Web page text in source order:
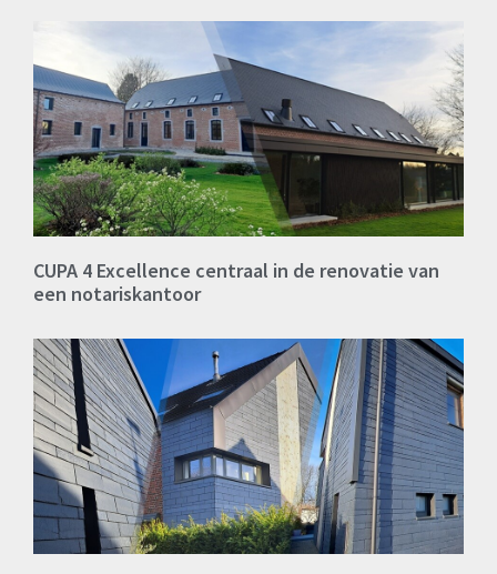
CUPA 4 Excellence centraal in de renovatie van
een notariskantoor